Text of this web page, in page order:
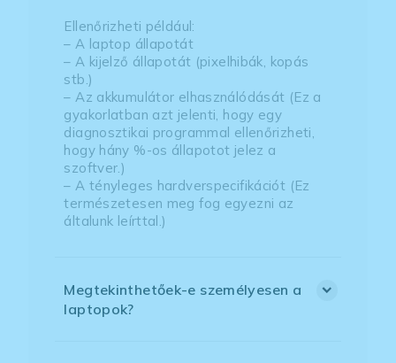
Ellenőrizheti például:
– A laptop állapotát
– A kijelző állapotát (pixelhibák, kopás
stb.)
– Az akkumulátor elhasználódását (Ez a
gyakorlatban azt jelenti, hogy egy
diagnosztikai programmal ellenőrizheti,
hogy hány %-os állapotot jelez a
szoftver.)
– A tényleges hardverspecifikációt (Ez
természetesen meg fog egyezni az
általunk leírttal.)
Megtekinthetőek-e személyesen a
laptopok?